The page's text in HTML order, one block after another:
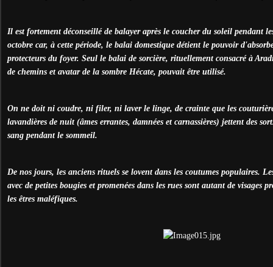
Il est fortement déconseillé de balayer après le coucher du soleil pendant
octobre car, à cette période, le balai domestique détient le pouvoir
protecteurs du foyer. Seul le balai de sorcière, rituellement consacré à
de chemins et avatar de la sombre Hécate, pouvait être utilisé.
On ne doit ni coudre, ni filer, ni laver le linge, de crainte que les
lavandières de nuit (âmes errantes, damnées et carnassières) jettent des
sang pendant le sommeil.
De nos jours, les anciens rituels se lovent dans les coutumes populaires.
avec de petites bougies et promenées dans les rues sont autant de visages
les êtres maléfiques.